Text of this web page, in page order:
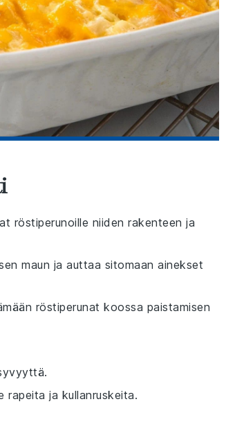
röstiperunoille niiden rakenteen ja
maun ja auttaa sitomaan ainekset
röstiperunat koossa paistamisen
rapeita ja kullanruskeita.